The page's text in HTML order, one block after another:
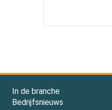
In de branche
Bedrijfsnieuws